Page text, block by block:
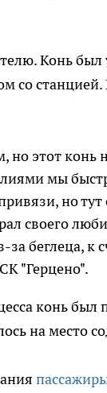
Конь был
со
но этот конь
мы
но тут
своего
беглеца, к
"Герцено".
конь
на место